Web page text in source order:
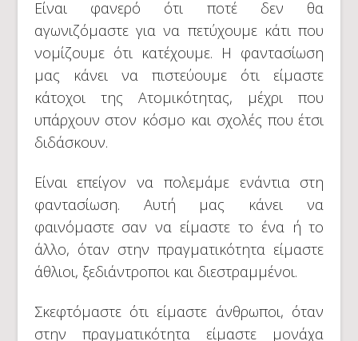
Είναι φανερό ότι ποτέ δεν θα
αγωνιζόμαστε για να πετύχουμε κάτι που
νομίζουμε ότι κατέχουμε. Η φαντασίωση
μας κάνει να πιστεύουμε ότι είμαστε
κάτοχοι της Ατομικότητας, μέχρι που
υπάρχουν στον κόσμο και σχολές που έτσι
διδάσκουν.
Είναι επείγον να πολεμάμε ενάντια στη
φαντασίωση. Αυτή μας κάνει να
φαινόμαστε σαν να είμαστε το ένα ή το
άλλο, όταν στην πραγματικότητα είμαστε
άθλιοι, ξεδιάντροποι και διεστραμμένοι.
Σκεφτόμαστε ότι είμαστε άνθρωποι, όταν
στην πραγματικότητα είμαστε μονάχα